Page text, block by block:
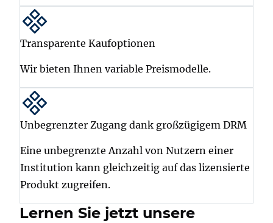
Transparente Kaufoptionen
Wir bieten Ihnen variable Preismodelle.
Unbegrenzter Zugang dank großzügigem DRM
Eine unbegrenzte Anzahl von Nutzern einer
Institution kann gleichzeitig auf das lizensierte
Produkt zugreifen.
Lernen Sie jetzt unsere